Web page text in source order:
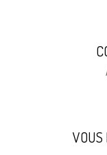
VOUS